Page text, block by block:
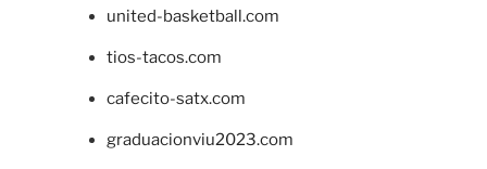
united-basketball.com
tios-tacos.com
cafecito-satx.com
graduacionviu2023.com